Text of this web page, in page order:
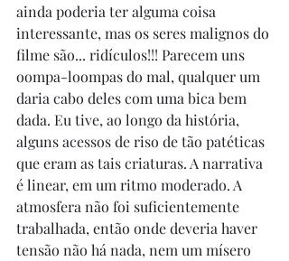
ainda poderia ter alguma coisa
interessante, mas os seres malignos do
filme são... ridículos!!! Parecem uns
oompa-loompas do mal, qualquer um
daria cabo deles com uma bica bem
dada. Eu tive, ao longo da história,
alguns acessos de riso de tão patéticas
que eram as tais criaturas. A narrativa
é linear, em um ritmo moderado. A
atmosfera não foi suficientemente
trabalhada, então onde deveria haver
tensão não há nada, nem um mísero